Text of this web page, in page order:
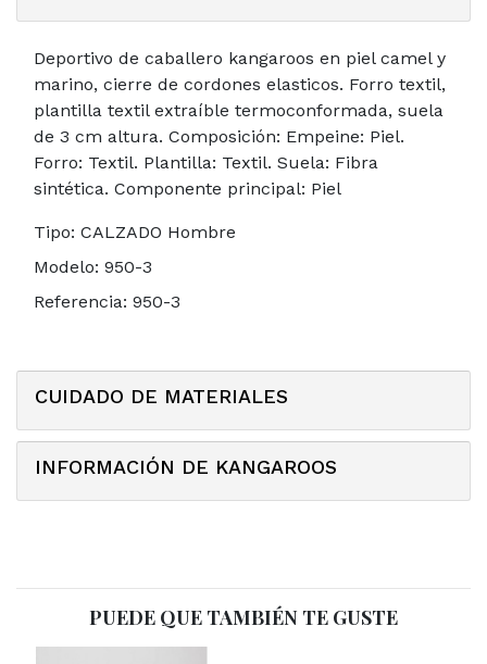
Deportivo de caballero kangaroos en piel camel y
marino, cierre de cordones elasticos. Forro textil,
plantilla textil extraíble termoconformada, suela
de 3 cm altura. Composición: Empeine: Piel.
Forro: Textil. Plantilla: Textil. Suela: Fibra
sintética. Componente principal: Piel
Tipo: CALZADO Hombre
Modelo: 950-3
Referencia: 950-3
CUIDADO DE MATERIALES
INFORMACIÓN DE KANGAROOS
PUEDE QUE TAMBIÉN TE GUSTE